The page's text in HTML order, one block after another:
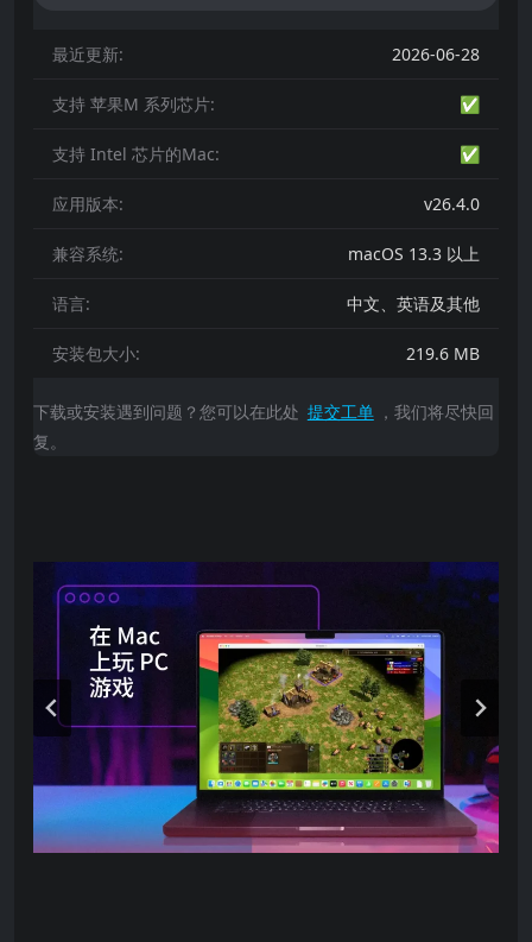
最近更新: 2026-06-28
支持 苹果M 系列芯片: ✅
支持 Intel 芯片的Mac: ✅
应用版本: v26.4.0
兼容系统: macOS 13.3 以上
语言: 中文、英语及其他
安装包大小: 219.6 MB
下载或安装遇到问题？您可以在此处 提交工单 ，我们将尽快回
复。